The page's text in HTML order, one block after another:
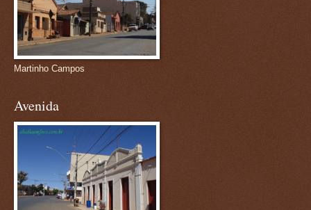
Martinho Campos
Avenida